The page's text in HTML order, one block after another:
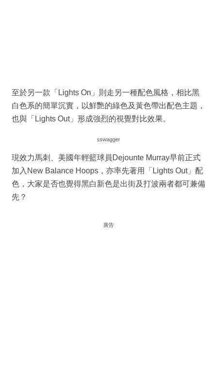
至於另一款「Lights On」則走另一種配色風格，相比黑
白色系的簡單沉實，以鮮艷的綠色及黃色帶出配色主題，
也與「Lights Out」形成強烈的視覺對比效果。
sswagger
現效力馬刺、美國年輕籃球員Dejounte Murray早前正式
加入New Balance Hoops，亦率先著用「Lights Out」配
色，大家是否也覺得黑白新色是出街及打波兩者都可兼備
先？
廣告